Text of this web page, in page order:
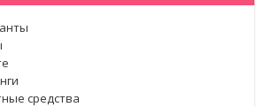
средства